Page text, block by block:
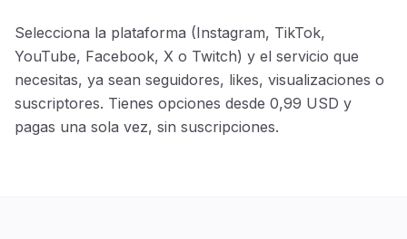
Selecciona la plataforma (Instagram, TikTok,
YouTube, Facebook, X o Twitch) y el servicio que
necesitas, ya sean seguidores, likes, visualizaciones o
suscriptores. Tienes opciones desde 0,99 USD y
pagas una sola vez, sin suscripciones.